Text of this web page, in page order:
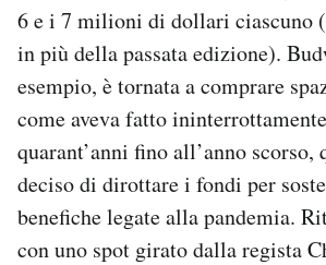
6 e i 7 milioni di dollari ciascuno
in più della passata edizione).
esempio, è tornata a comprare
come aveva fatto
quarant’anni fino all’anno scorso,
deciso di dirottare i fondi per
benefiche legate alla pandemia.
con uno spot girato dalla regista